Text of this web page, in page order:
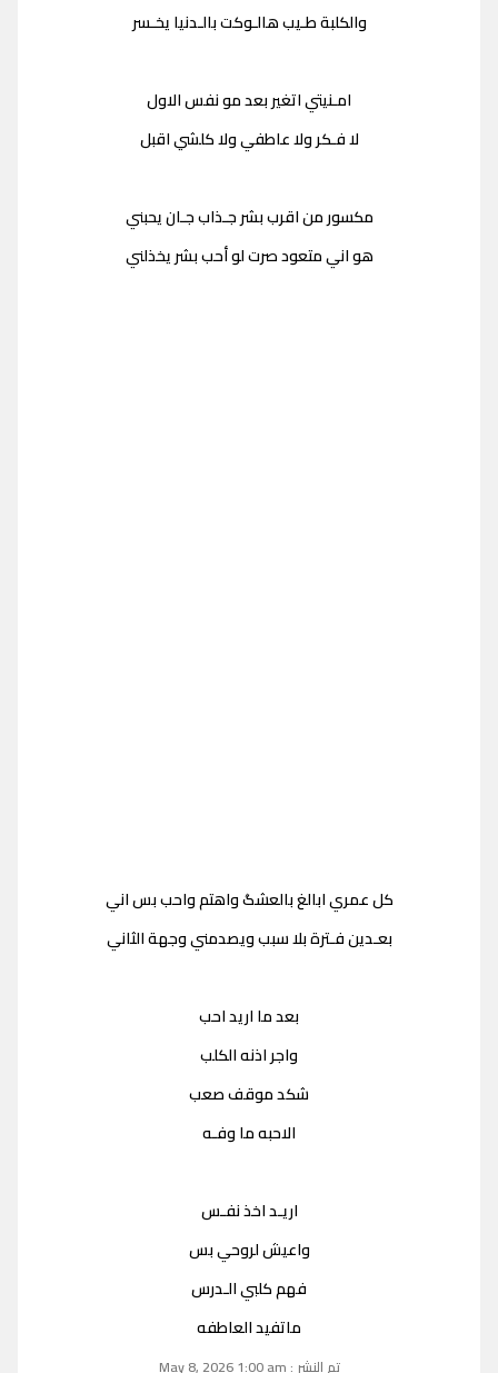
والكلبة طـيب هالـوكت بالـدنيا يخـسر
امـنيتي اتغير بعد مو نفس الاول
لا فـكر ولا عاطفي ولا كلشي اقبل
مكسور من اقرب بشر جـذاب جـان يحبني
هو اني متعود صرت لو أحب بشر يخذلني
كل عمري ابالغ بالعشگ واهتم واحب بس اني
بعـدين فـترة بلا سبب ويصدمني وجهة الثاني
بعد ما اريد احب
واجر اذنه الكلب
شكد موقف صعب
الاحبه ما وفـه
اريـد اخذ نفـس
واعيش لروحي بس
فهم كلبي الـدرس
ماتفيد العاطفه
تم النشر : May 8, 2026 1:00 am